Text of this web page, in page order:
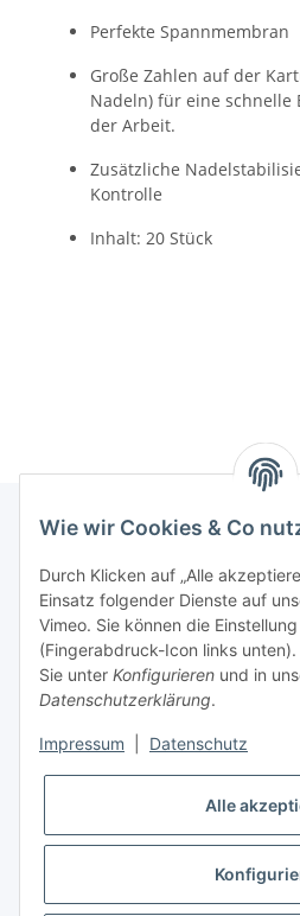
Perfekte Spannmembran
Große Zahlen auf der
Nadeln) für eine schnelle
der Arbeit.
Zusätzliche
Kontrolle
Inhalt: 20 Stück
INFORMATIONEN
GESETZLICHE INFORMATIONEN
Kontakt
Mo - Fr:08:30 - 17:00 Uhr
Carsten:0177 – 44 33 642
Wie wir Cookies & Co
Durch Klicken auf „Alle
Einsatz folgender Dienste auf
Vimeo. Sie können die
(Fingerabdruck-Icon links
Sie unter Konfigurieren und in
Datenschutzerklärung.
Impressum Datenschutz
Alle